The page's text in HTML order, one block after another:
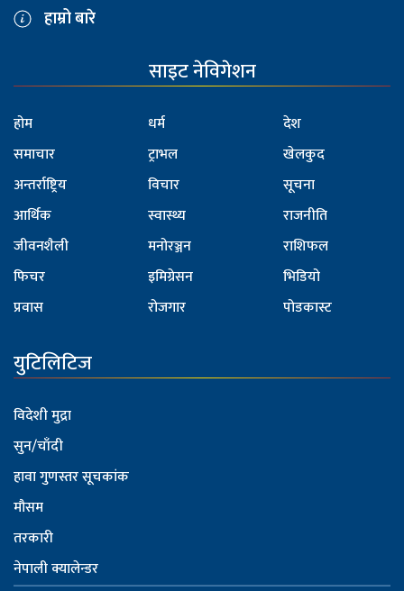
हाम्रो बारे
साइट नेविगेशन
होम
समाचार
अन्तर्राष्ट्रिय
आर्थिक
जीवनशैली
फिचर
प्रवास
धर्म
ट्राभल
विचार
स्वास्थ्य
मनोरञ्जन
इमिग्रेसन
रोजगार
देश
खेलकुद
सूचना
राजनीति
राशिफल
भिडियो
पोडकास्ट
युटिलिटिज
विदेशी मुद्रा
सुन/चाँदी
हावा गुणस्तर सूचकांक
मौसम
तरकारी
नेपाली क्यालेन्डर